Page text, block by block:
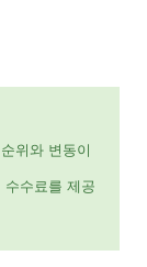
위와 변동이
수수료를 제공